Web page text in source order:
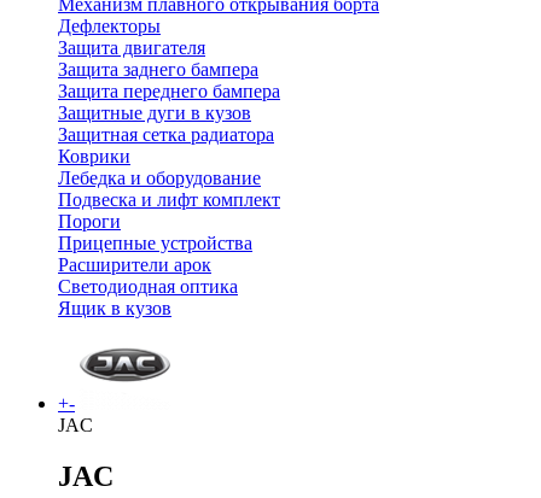
Механизм плавного открывания борта
Дефлекторы
Защита двигателя
Защита заднего бампера
Защита переднего бампера
Защитные дуги в кузов
Защитная сетка радиатора
Коврики
Лебедка и оборудование
Подвеска и лифт комплект
Пороги
Прицепные устройства
Расширители арок
Светодиодная оптика
Ящик в кузов
+-
JAC
JAC